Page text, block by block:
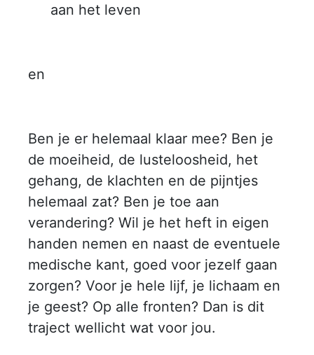
aan het leven
en
Ben je er helemaal klaar mee? Ben je
de moeiheid, de lusteloosheid, het
gehang, de klachten en de pijntjes
helemaal zat? Ben je toe aan
verandering? Wil je het heft in eigen
handen nemen en naast de eventuele
medische kant, goed voor jezelf gaan
zorgen? Voor je hele lijf, je lichaam en
je geest? Op alle fronten? Dan is dit
traject wellicht wat voor jou.